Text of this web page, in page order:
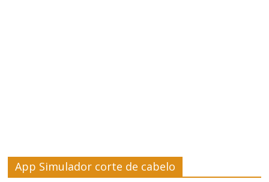
Saúde
e
App Simulador corte de cabelo